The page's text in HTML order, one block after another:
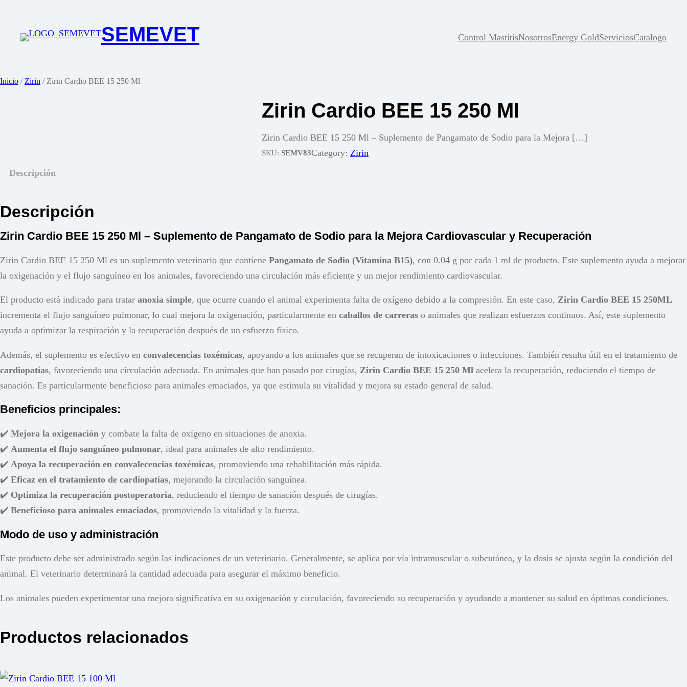
contenido
SEMEVET Control MastitisNosotrosEnergy GoldServiciosCatalogo
Inicio / Zirin / Zirin Cardio BEE 15 250 Ml
Zirin Cardio BEE 15 250 Ml
Zirin Cardio BEE 15 250 Ml – Suplemento de Pangamato de Sodio para la Mejora […]
SKU: SEMV83Category: Zirin
Descripción
Descripción
Zirin Cardio BEE 15 250 Ml – Suplemento de Pangamato de Sodio para la Mejora Cardiovascular y Recuperación
Zirin Cardio BEE 15 250 Ml es un suplemento veterinario que contiene Pangamato de Sodio (Vitamina B15), con 0.04 g por cada 1 ml de producto. Este suplemento ayuda a mejorar
la oxigenación y el flujo sanguíneo en los animales, favoreciendo una circulación más eficiente y un mejor rendimiento cardiovascular.
El producto está indicado para tratar anoxia simple, que ocurre cuando el animal experimenta falta de oxígeno debido a la compresión. En este caso, Zirin Cardio BEE 15 250ML
incrementa el flujo sanguíneo pulmonar, lo cual mejora la oxigenación, particularmente en caballos de carreras o animales que realizan esfuerzos continuos. Así, este suplemento
ayuda a optimizar la respiración y la recuperación después de un esfuerzo físico.
Además, el suplemento es efectivo en convalecencias toxémicas, apoyando a los animales que se recuperan de intoxicaciones o infecciones. También resulta útil en el tratamiento de
cardiopatías, favoreciendo una circulación adecuada. En animales que han pasado por cirugías, Zirin Cardio BEE 15 250 Ml acelera la recuperación, reduciendo el tiempo de
sanación. Es particularmente beneficioso para animales emaciados, ya que estimula su vitalidad y mejora su estado general de salud.
Beneficios principales:
✔️ Mejora la oxigenación y combate la falta de oxígeno en situaciones de anoxia.
✔️ Aumenta el flujo sanguíneo pulmonar, ideal para animales de alto rendimiento.
✔️ Apoya la recuperación en convalecencias toxémicas, promoviendo una rehabilitación más rápida.
✔️ Eficaz en el tratamiento de cardiopatías, mejorando la circulación sanguínea.
✔️ Optimiza la recuperación postoperatoria, reduciendo el tiempo de sanación después de cirugías.
✔️ Beneficioso para animales emaciados, promoviendo la vitalidad y la fuerza.
Modo de uso y administración
Este producto debe ser administrado según las indicaciones de un veterinario. Generalmente, se aplica por vía intramuscular o subcutánea, y la dosis se ajusta según la condición del
animal. El veterinario determinará la cantidad adecuada para asegurar el máximo beneficio.
Los animales pueden experimentar una mejora significativa en su oxigenación y circulación, favoreciendo su recuperación y ayudando a mantener su salud en óptimas condiciones.
Productos relacionados